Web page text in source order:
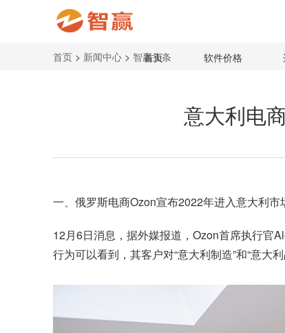
首页 软件价格
首页 > 新闻中心 > 智赢头条
意大利电
一、俄罗斯电商Ozon宣布2022年进入意大利市
12月6日消息，据外媒报道，Ozon首席执行官
行为可以看到，其客户对“意大利制造”和“意大